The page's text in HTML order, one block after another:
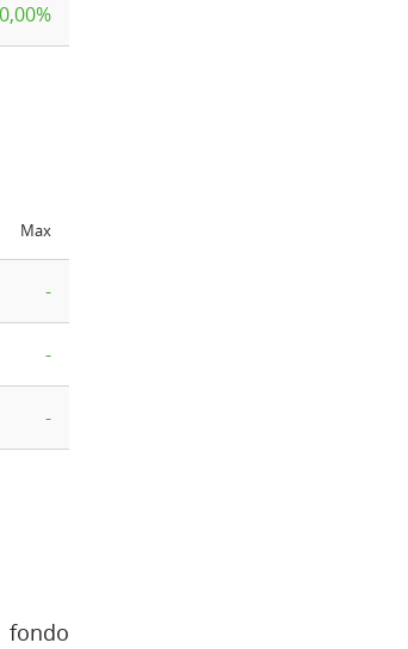
0,00%
Max
-
-
-
fondo